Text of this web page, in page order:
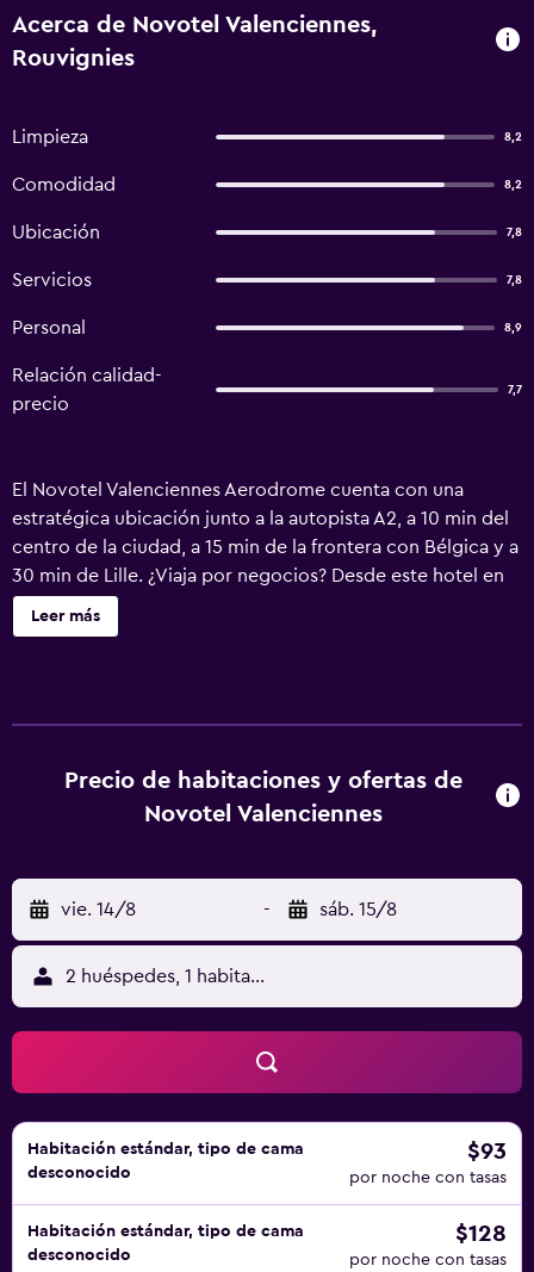
Acerca de Novotel Valenciennes,
Rouvignies
Limpieza 8,2
Comodidad 8,2
Ubicación 7,8
Servicios 7,8
Personal 8,9
Relación calidad-
precio
7,7
El Novotel Valenciennes Aerodrome cuenta con una
estratégica ubicación junto a la autopista A2, a 10 min del
centro de la ciudad, a 15 min de la frontera con Bélgica y a
30 min de Lille. ¿Viaja por negocios? Desde este hotel en
Rouvignies, puede acceder a varios lugares para
reuniones: Cité des Congres, ZI automobile y Serre
Leer más
Precio de habitaciones y ofertas de
Novotel Valenciennes
vie. 14/8 - sáb. 15/8
2 huéspedes, 1 habitación
Habitación estándar, tipo de cama
desconocido
$93
por noche con tasas
Habitación estándar, tipo de cama
desconocido
$128
por noche con tasas